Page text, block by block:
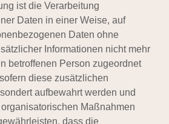
ist die Verarbeitung
Daten in einer Weise, auf
Daten ohne
Informationen nicht mehr
betroffenen Person zugeordnet
diese zusätzlichen
aufbewahrt werden und
Maßnahmen
dass die